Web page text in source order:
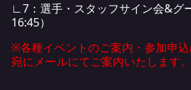
∟7：選手・スタッフサイン会&グ
16:45）
※各種イベントのご案内・参加申
宛にメールにてご案内いたします。